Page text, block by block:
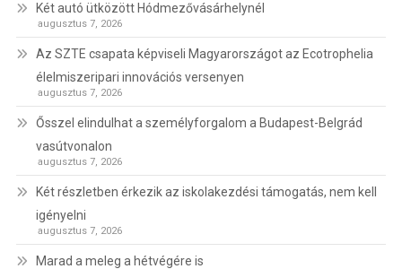
Két autó ütközött Hódmezővásárhelynél
augusztus 7, 2026
Az SZTE csapata képviseli Magyarországot az Ecotrophelia
élelmiszeripari innovációs versenyen
augusztus 7, 2026
Ősszel elindulhat a személyforgalom a Budapest-Belgrád
vasútvonalon
augusztus 7, 2026
Két részletben érkezik az iskolakezdési támogatás, nem kell
igényelni
augusztus 7, 2026
Marad a meleg a hétvégére is